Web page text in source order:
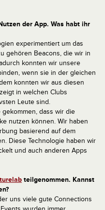
der App. Was habt ihr
experimentiert um das
gehören Beacons, die wir in
konnten wir unsere
wenn sie in der gleichen
konnten wir aus diesen
in welchen Clubs
Leute sind.
dass wir die
nutzen können. Wir haben
basierend auf dem
Diese Technologie haben wir
und auch anderen Apps
teilgenommen. Kannst
uns viele gute Connections